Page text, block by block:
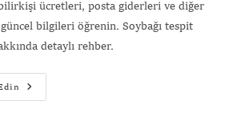
ücretleri, posta giderleri ve diğer
bilgileri öğrenin. Soybağı tespit
detaylı rehber.